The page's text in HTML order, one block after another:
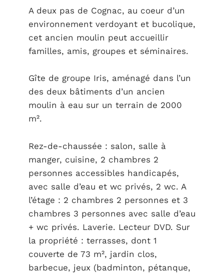
A deux pas de Cognac, au coeur d’un
environnement verdoyant et bucolique,
cet ancien moulin peut accueillir
familles, amis, groupes et séminaires.
Gîte de groupe Iris, aménagé dans l’un
des deux bâtiments d’un ancien
moulin à eau sur un terrain de 2000
m².
Rez-de-chaussée : salon, salle à
manger, cuisine, 2 chambres 2
personnes accessibles handicapés,
avec salle d’eau et wc privés, 2 wc. A
l’étage : 2 chambres 2 personnes et 3
chambres 3 personnes avec salle d’eau
+ wc privés. Laverie. Lecteur DVD. Sur
la propriété : terrasses, dont 1
couverte de 73 m², jardin clos,
barbecue, jeux (badminton, pétanque,